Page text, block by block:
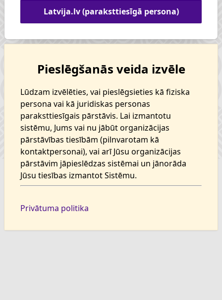
Latvija.lv (paraksttiesīgā persona)
Pieslēgšanās veida izvēle
Lūdzam izvēlēties, vai pieslēgsieties kā fiziska
persona vai kā juridiskas personas
paraksttiesīgais pārstāvis. Lai izmantotu
sistēmu, Jums vai nu jābūt organizācijas
pārstāvības tiesībām (pilnvarotam kā
kontaktpersonai), vai arī Jūsu organizācijas
pārstāvim jāpieslēdzas sistēmai un jānorāda
Jūsu tiesības izmantot Sistēmu.
Privātuma politika